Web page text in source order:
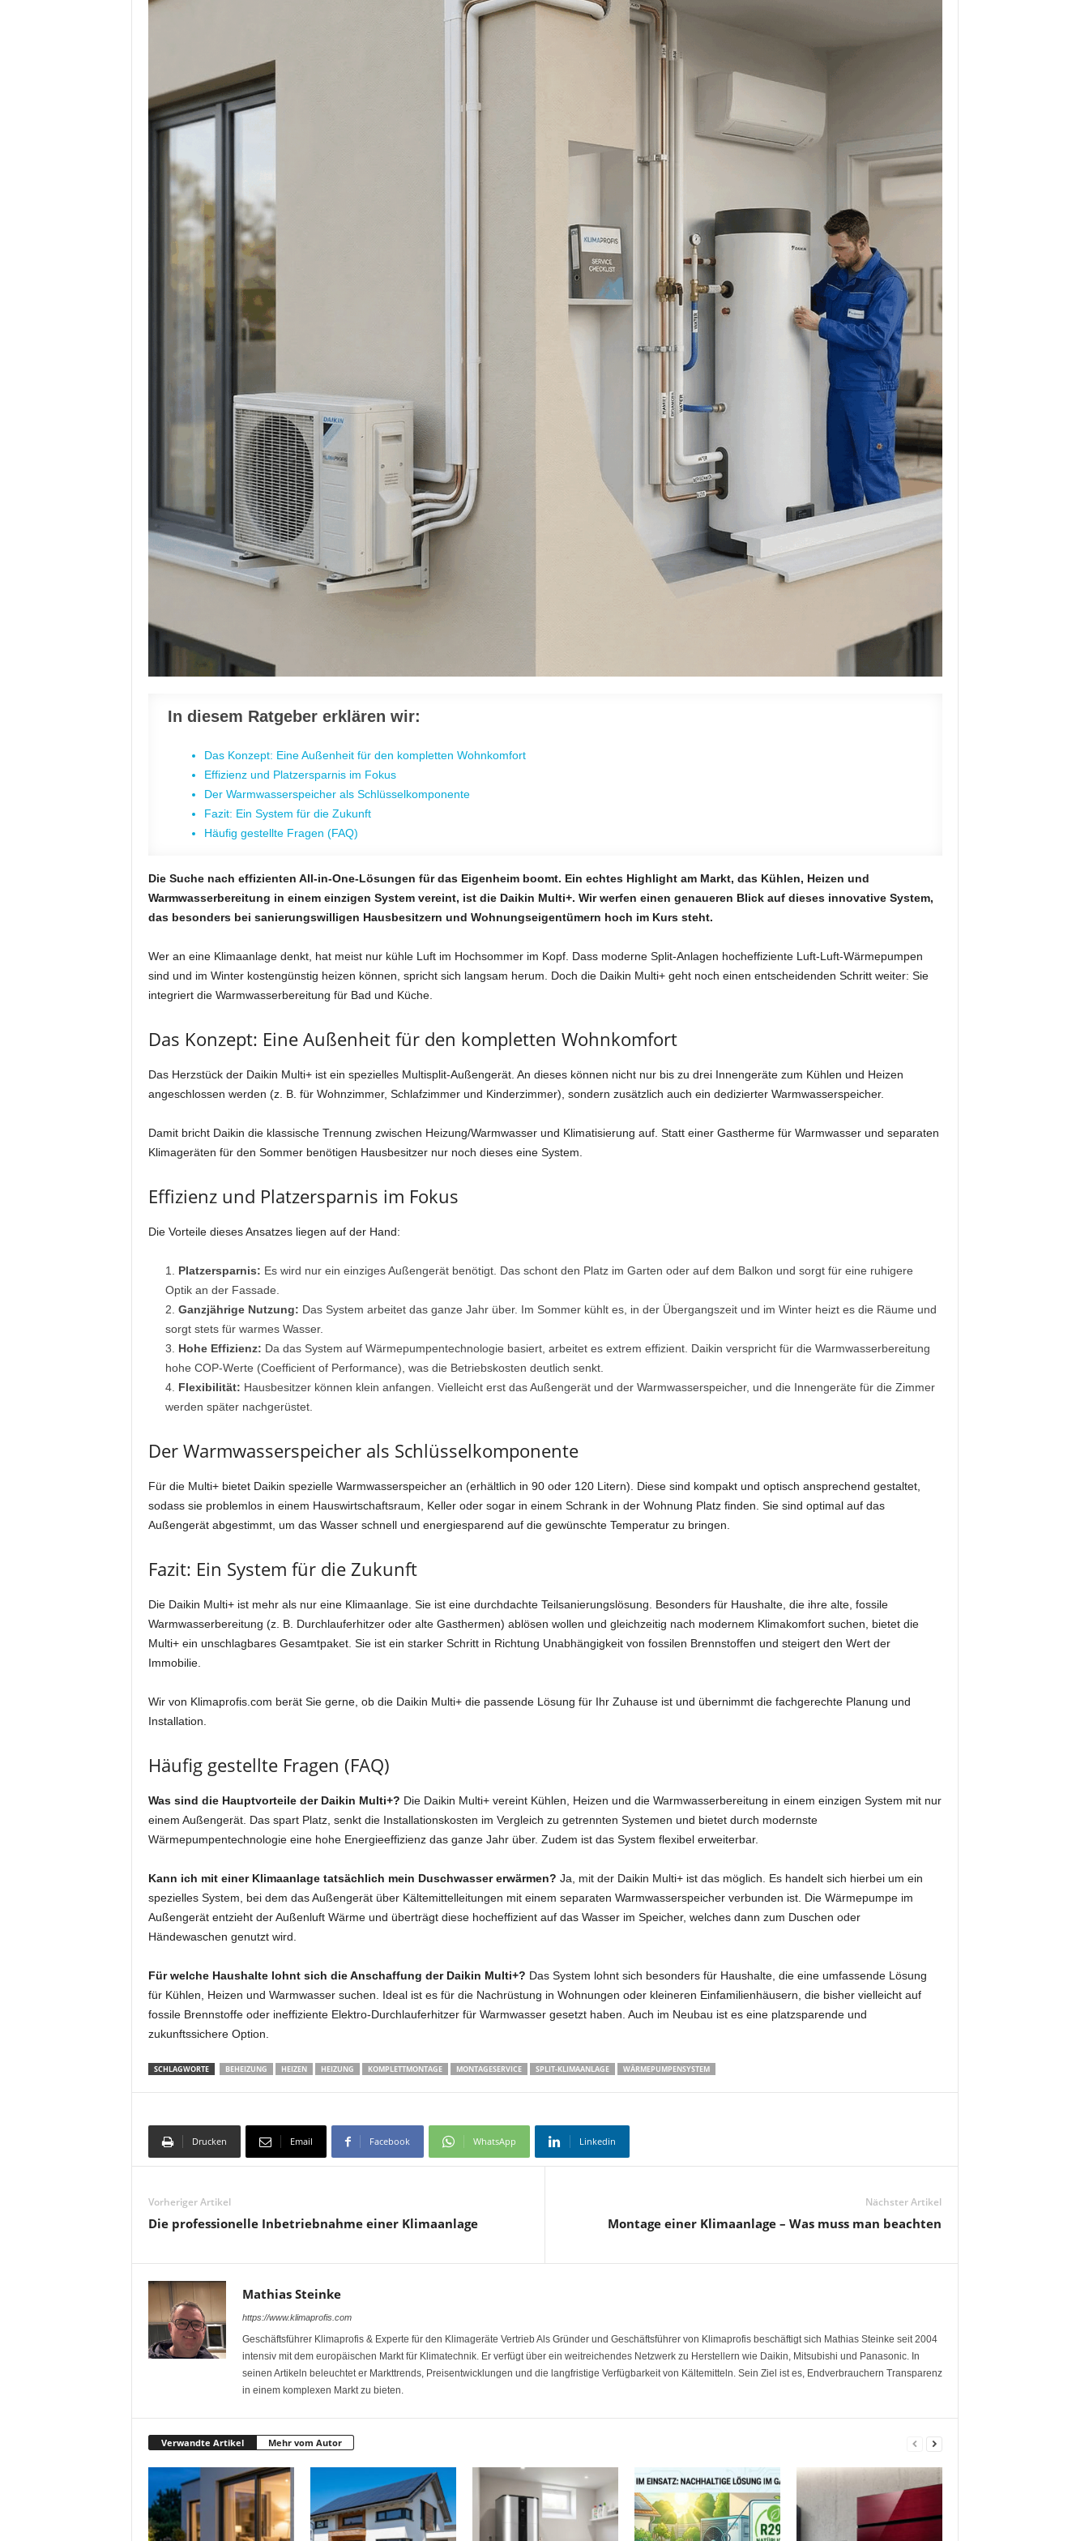
In diesem Ratgeber erklären wir:
Das Konzept: Eine Außenheit für den kompletten Wohnkomfort
Effizienz und Platzersparnis im Fokus
Der Warmwasserspeicher als Schlüsselkomponente
Fazit: Ein System für die Zukunft
Häufig gestellte Fragen (FAQ)
Die Suche nach effizienten All-in-One-Lösungen für das Eigenheim boomt. Ein echtes Highlight am Markt, das Kühlen, Heizen und
Warmwasserbereitung in einem einzigen System vereint, ist die Daikin Multi+. Wir werfen einen genaueren Blick auf dieses innovative System,
das besonders bei sanierungswilligen Hausbesitzern und Wohnungseigentümern hoch im Kurs steht.
Wer an eine Klimaanlage denkt, hat meist nur kühle Luft im Hochsommer im Kopf. Dass moderne Split-Anlagen hocheffiziente Luft-Luft-Wärmepumpen
sind und im Winter kostengünstig heizen können, spricht sich langsam herum. Doch die Daikin Multi+ geht noch einen entscheidenden Schritt weiter: Sie
integriert die Warmwasserbereitung für Bad und Küche.
Das Konzept: Eine Außenheit für den kompletten Wohnkomfort
Das Herzstück der Daikin Multi+ ist ein spezielles Multisplit-Außengerät. An dieses können nicht nur bis zu drei Innengeräte zum Kühlen und Heizen
angeschlossen werden (z. B. für Wohnzimmer, Schlafzimmer und Kinderzimmer), sondern zusätzlich auch ein dedizierter Warmwasserspeicher.
Damit bricht Daikin die klassische Trennung zwischen Heizung/Warmwasser und Klimatisierung auf. Statt einer Gastherme für Warmwasser und separaten
Klimageräten für den Sommer benötigen Hausbesitzer nur noch dieses eine System.
Effizienz und Platzersparnis im Fokus
Die Vorteile dieses Ansatzes liegen auf der Hand:
Platzersparnis: Es wird nur ein einziges Außengerät benötigt. Das schont den Platz im Garten oder auf dem Balkon und sorgt für eine ruhigere
Optik an der Fassade.
Ganzjährige Nutzung: Das System arbeitet das ganze Jahr über. Im Sommer kühlt es, in der Übergangszeit und im Winter heizt es die Räume und
sorgt stets für warmes Wasser.
Hohe Effizienz: Da das System auf Wärmepumpentechnologie basiert, arbeitet es extrem effizient. Daikin verspricht für die Warmwasserbereitung
hohe COP-Werte (Coefficient of Performance), was die Betriebskosten deutlich senkt.
Flexibilität: Hausbesitzer können klein anfangen. Vielleicht erst das Außengerät und der Warmwasserspeicher, und die Innengeräte für die Zimmer
werden später nachgerüstet.
Der Warmwasserspeicher als Schlüsselkomponente
Für die Multi+ bietet Daikin spezielle Warmwasserspeicher an (erhältlich in 90 oder 120 Litern). Diese sind kompakt und optisch ansprechend gestaltet,
sodass sie problemlos in einem Hauswirtschaftsraum, Keller oder sogar in einem Schrank in der Wohnung Platz finden. Sie sind optimal auf das
Außengerät abgestimmt, um das Wasser schnell und energiesparend auf die gewünschte Temperatur zu bringen.
Fazit: Ein System für die Zukunft
Die Daikin Multi+ ist mehr als nur eine Klimaanlage. Sie ist eine durchdachte Teilsanierungslösung. Besonders für Haushalte, die ihre alte, fossile
Warmwasserbereitung (z. B. Durchlauferhitzer oder alte Gasthermen) ablösen wollen und gleichzeitig nach modernem Klimakomfort suchen, bietet die
Multi+ ein unschlagbares Gesamtpaket. Sie ist ein starker Schritt in Richtung Unabhängigkeit von fossilen Brennstoffen und steigert den Wert der
Immobilie.
Wir von Klimaprofis.com berät Sie gerne, ob die Daikin Multi+ die passende Lösung für Ihr Zuhause ist und übernimmt die fachgerechte Planung und
Installation.
Häufig gestellte Fragen (FAQ)
Was sind die Hauptvorteile der Daikin Multi+? Die Daikin Multi+ vereint Kühlen, Heizen und die Warmwasserbereitung in einem einzigen System mit nur
einem Außengerät. Das spart Platz, senkt die Installationskosten im Vergleich zu getrennten Systemen und bietet durch modernste
Wärmepumpentechnologie eine hohe Energieeffizienz das ganze Jahr über. Zudem ist das System flexibel erweiterbar.
Kann ich mit einer Klimaanlage tatsächlich mein Duschwasser erwärmen? Ja, mit der Daikin Multi+ ist das möglich. Es handelt sich hierbei um ein
spezielles System, bei dem das Außengerät über Kältemittelleitungen mit einem separaten Warmwasserspeicher verbunden ist. Die Wärmepumpe im
Außengerät entzieht der Außenluft Wärme und überträgt diese hocheffizient auf das Wasser im Speicher, welches dann zum Duschen oder
Händewaschen genutzt wird.
Für welche Haushalte lohnt sich die Anschaffung der Daikin Multi+? Das System lohnt sich besonders für Haushalte, die eine umfassende Lösung
für Kühlen, Heizen und Warmwasser suchen. Ideal ist es für die Nachrüstung in Wohnungen oder kleineren Einfamilienhäusern, die bisher vielleicht auf
fossile Brennstoffe oder ineffiziente Elektro-Durchlauferhitzer für Warmwasser gesetzt haben. Auch im Neubau ist es eine platzsparende und
zukunftssichere Option.
SCHLAGWORTE BEHEIZUNG HEIZEN HEIZUNG KOMPLETTMONTAGE MONTAGESERVICE SPLIT-KLIMAANLAGE WÄRMEPUMPENSYSTEM
Drucken Email Facebook WhatsApp Linkedin
Vorheriger Artikel
Die professionelle Inbetriebnahme einer Klimaanlage
Nächster Artikel
Montage einer Klimaanlage – Was muss man beachten
Mathias Steinke
https://www.klimaprofis.com
Geschäftsführer Klimaprofis & Experte für den Klimageräte Vertrieb Als Gründer und Geschäftsführer von Klimaprofis beschäftigt sich Mathias Steinke seit 2004
intensiv mit dem europäischen Markt für Klimatechnik. Er verfügt über ein weitreichendes Netzwerk zu Herstellern wie Daikin, Mitsubishi und Panasonic. In
seinen Artikeln beleuchtet er Markttrends, Preisentwicklungen und die langfristige Verfügbarkeit von Kältemitteln. Sein Ziel ist es, Endverbrauchern Transparenz
in einem komplexen Markt zu bieten.
Verwandte Artikel Mehr vom Autor